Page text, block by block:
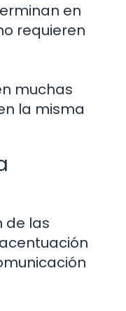
en
requieren
muchas
la misma
de las